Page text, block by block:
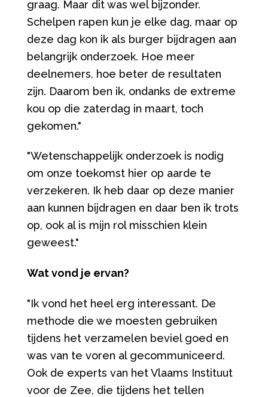
graag. Maar dit was wel bijzonder.
Schelpen rapen kun je elke dag, maar op
deze dag kon ik als burger bijdragen aan
belangrijk onderzoek. Hoe meer
deelnemers, hoe beter de resultaten
zijn. Daarom ben ik, ondanks de extreme
kou op die zaterdag in maart, toch
gekomen."
"Wetenschappelijk onderzoek is nodig
om onze toekomst hier op aarde te
verzekeren. Ik heb daar op deze manier
aan kunnen bijdragen en daar ben ik trots
op, ook al is mijn rol misschien klein
geweest."
Wat vond je ervan?
"Ik vond het heel erg interessant. De
methode die we moesten gebruiken
tijdens het verzamelen beviel goed en
was van te voren al gecommuniceerd.
Ook de experts van het Vlaams Instituut
voor de Zee, die tijdens het tellen